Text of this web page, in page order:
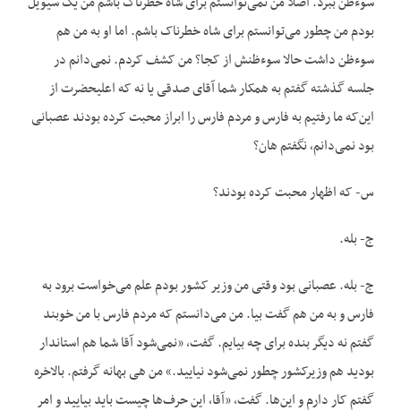
بودم من چطور می‌توانستم برای شاه خطرناک باشم. اما او به من هم
سوءظن داشت حالا سوءظنش از کجا؟ من کشف کردم. نمی‌دانم در
جلسه گذشته گفتم به همکار شما آقای صدقی یا نه که اعلیحضرت از
این‌که ما رفتیم به فارس و مردم فارس را ابراز محبت کرده بودند عصبانی
بود نمی‌دانم، نگفتم هان؟
س- که اظهار محبت کرده بودند؟
ج- بله.
ج- بله. عصبانی بود وقتی من وزیر کشور بودم علم می‌خواست برود به
فارس و به من هم گفت بیا. من می‌دانستم که مردم فارس با من خوبند
گفتم نه دیگر بنده برای چه بیایم. گفت، «نمی‌شود آقا شما هم استاندار
بودید هم وزیرکشور چطور نمی‌شود نیایید.» من هی بهانه گرفتم. بالاخره
گفتم کار دارم و این‌ها. گفت، «آقا، این حرف‌ها چیست باید بیایید و امر